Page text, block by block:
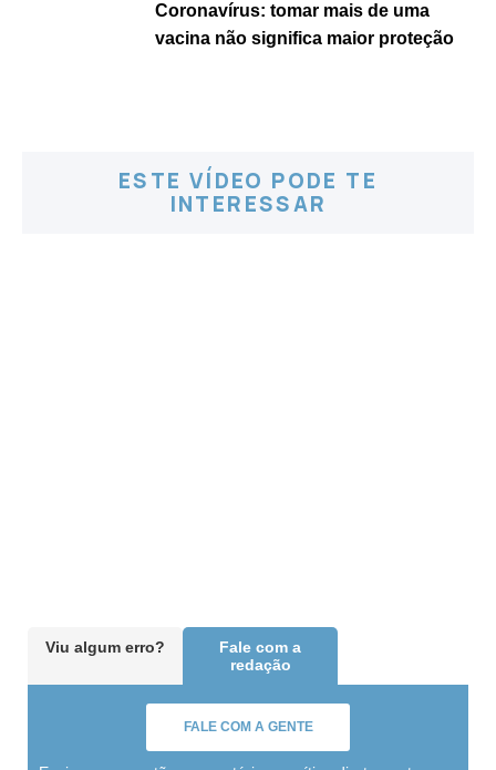
Coronavírus: tomar mais de uma
vacina não significa maior proteção
ESTE VÍDEO PODE TE
INTERESSAR
Viu algum erro?
Fale com a
redação
FALE COM A GENTE